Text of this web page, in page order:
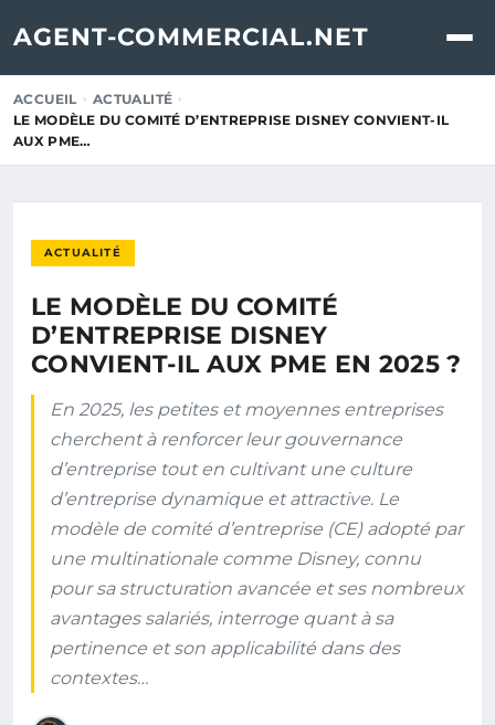
AGENT-COMMERCIAL.NET
ACCUEIL
ACTUALITÉ
LE MODÈLE DU COMITÉ D’ENTREPRISE DISNEY CONVIENT-IL
AUX PME…
ACTUALITÉ
LE MODÈLE DU COMITÉ
D’ENTREPRISE DISNEY
CONVIENT-IL AUX PME EN 2025 ?
En 2025, les petites et moyennes entreprises
cherchent à renforcer leur gouvernance
d’entreprise tout en cultivant une culture
d’entreprise dynamique et attractive. Le
modèle de comité d’entreprise (CE) adopté par
une multinationale comme Disney, connu
pour sa structuration avancée et ses nombreux
avantages salariés, interroge quant à sa
pertinence et son applicabilité dans des
contextes…